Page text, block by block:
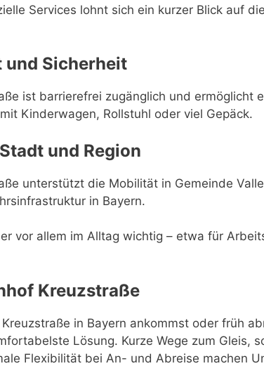
Services lohnt sich ein kurzer Blick auf
und Sicherheit
ist barrierefrei zugänglich und ermöglicht
Kinderwagen, Rollstuhl oder viel Gepäck.
und Region
unterstützt die Mobilität in Gemeinde
in Bayern.
vor allem im Alltag wichtig – etwa für
Kreuzstraße
in Bayern ankommst oder früh
Lösung. Kurze Wege zum Gleis,
Flexibilität bei An- und Abreise machen